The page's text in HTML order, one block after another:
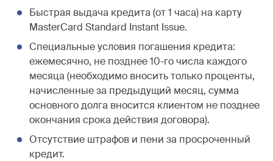
Быстрая выдача кредита (от 1 часа) на карту
MasterCard Standard Instant Issue.
Специальные условия погашения кредита:
ежемесячно, не позднее 10-го числа каждого
месяца (необходимо вносить только проценты,
начисленные за предыдущий месяц, сумма
основного долга вносится клиентом не позднее
окончания срока действия договора).
Отсутствие штрафов и пени за просроченный
кредит.